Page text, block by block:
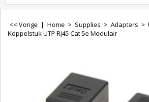
<< Vorige | Home > Supplies > Adapters >
Koppelstuk UTP RJ45 Cat 5e Modulair